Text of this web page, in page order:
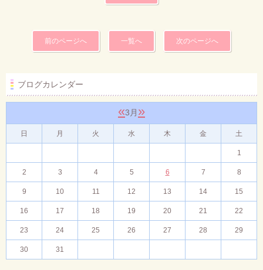
前のページへ 一覧へ 次のページへ
ブログカレンダー
«3月 »
日 月 火 水 木 金 土
1
2 3 4 5 6 7 8
9 10 11 12 13 14 15
16 17 18 19 20 21 22
23 24 25 26 27 28 29
30 31